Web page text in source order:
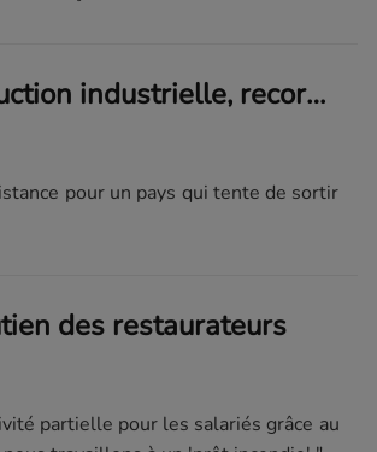
Progression de la production industrielle, record d'exportations: l'Allemagne retrouve le sourire en juin
pour un pays qui tente de sortir
des restaurateurs
partielle pour les salariés grâce au